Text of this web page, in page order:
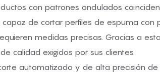
con patrones ondulados
de cortar perfiles de espuma con
medidas precisas. Gracias a esta
calidad exigidos por sus clientes.
automatizado y de alta precisión